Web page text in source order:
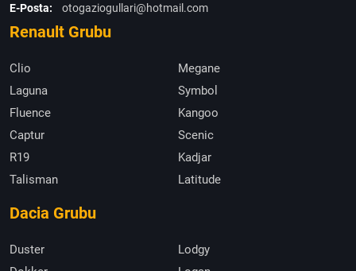
E-Posta:
otogaziogullari@hotmail.com
Renault Grubu
Clio
Megane
Laguna
Symbol
Fluence
Kangoo
Captur
Scenic
R19
Kadjar
Talisman
Latitude
Dacia Grubu
Duster
Lodgy